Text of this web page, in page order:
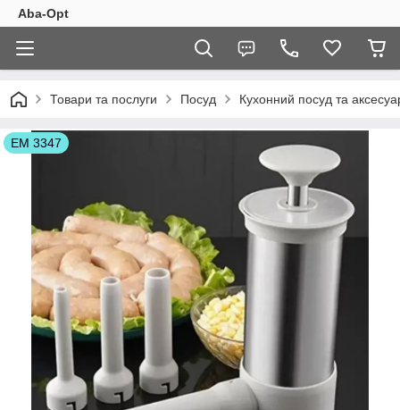
Aba-Opt
Товари та послуги Посуд Кухонний посуд та
ЕМ 3347